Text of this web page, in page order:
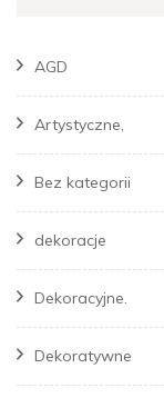
AGD
Artystyczne,
Bez kategorii
dekoracje
Dekoracyjne.
Dekoratywne